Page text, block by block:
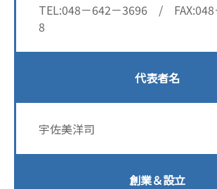
TEL:048－642－3696 / FAX:048
8
代表者名
宇佐美洋司
創業＆設立